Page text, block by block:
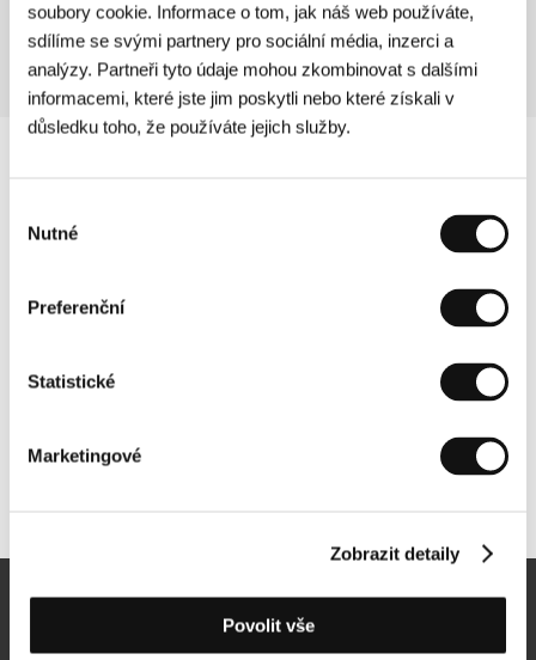
soubory cookie. Informace o tom, jak náš web používáte,
sdílíme se svými partnery pro sociální média, inzerci a
analýzy. Partneři tyto údaje mohou zkombinovat s dalšími
informacemi, které jste jim poskytli nebo které získali v
důsledku toho, že používáte jejich služby.
souhlasu
Nutné
Preferenční
Statistické
Marketingové
Zobrazit detaily
Povolit vše
Newsletter